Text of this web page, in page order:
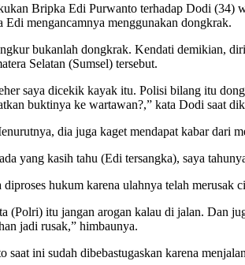
Bripka Edi Purwanto terhadap Dodi
mengancamnya menggunakan dongkrak.
bukanlah dongkrak. Kendati demikian,
Selatan (Sumsel) tersebut.
saya dicekik kayak itu. Polisi bilang itu
buktinya ke wartawan?,” kata Dodi saat
dia juga kaget mendapat kabar dari
yang kasih tahu (Edi tersangka), saya
hukum karena ulahnya telah merusak
itu jangan arogan kalau di jalan. Dan
jadi rusak,” himbaunya.
ini sudah dibebastugaskan karena